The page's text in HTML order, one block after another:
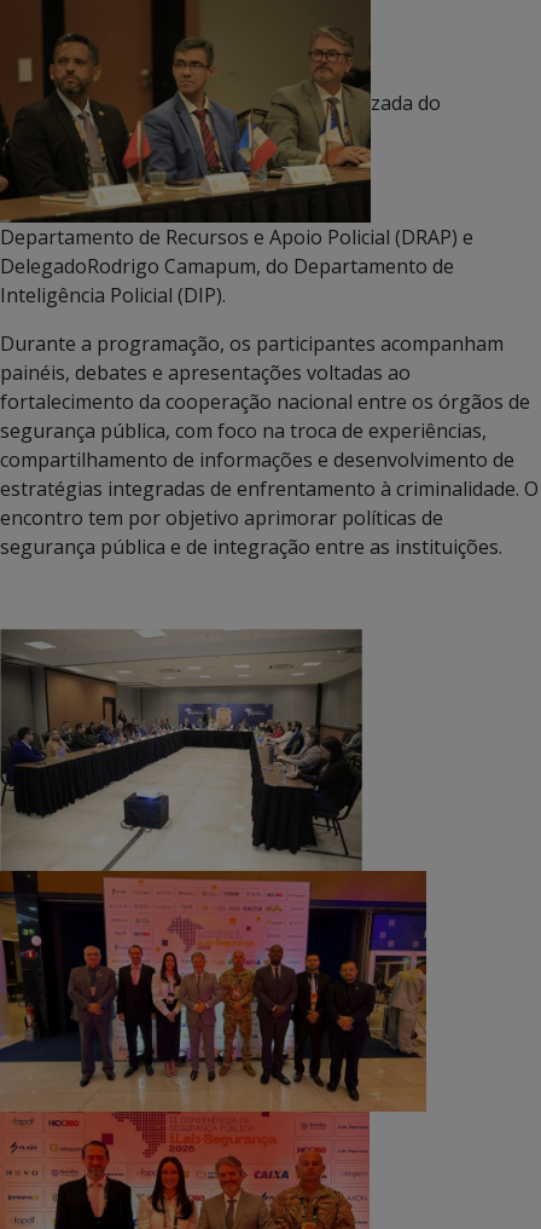
zada do
Departamento de Recursos e Apoio Policial (DRAP) e
DelegadoRodrigo Camapum, do Departamento de
Inteligência Policial (DIP).
Durante a programação, os participantes acompanham
painéis, debates e apresentações voltadas ao
fortalecimento da cooperação nacional entre os órgãos de
segurança pública, com foco na troca de experiências,
compartilhamento de informações e desenvolvimento de
estratégias integradas de enfrentamento à criminalidade. O
encontro tem por objetivo aprimorar políticas de
segurança pública e de integração entre as instituições.